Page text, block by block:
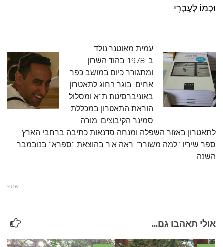
וּכְמוֹ לְעֶבְרִי.
————–
עמית מאוטנר נולד
ב-1978 בהוד השרון
ומתגורר כיום במושב כפר
אחים. בוגר החוג לתאטרון
באוניברסיטת ת"א ומסלול
הוראת התאטרון במכללת
סמינר הקיבוצים. מורה
לתאטרון באזור השפלה ומנחה סדנאות כתיבה ברחבי הארץ.
ספר שיריו "למה משורר" ראה אור בהוצאת "ספרא" בנובמבר
השנה.
שתף
אולי תאהבו גם...